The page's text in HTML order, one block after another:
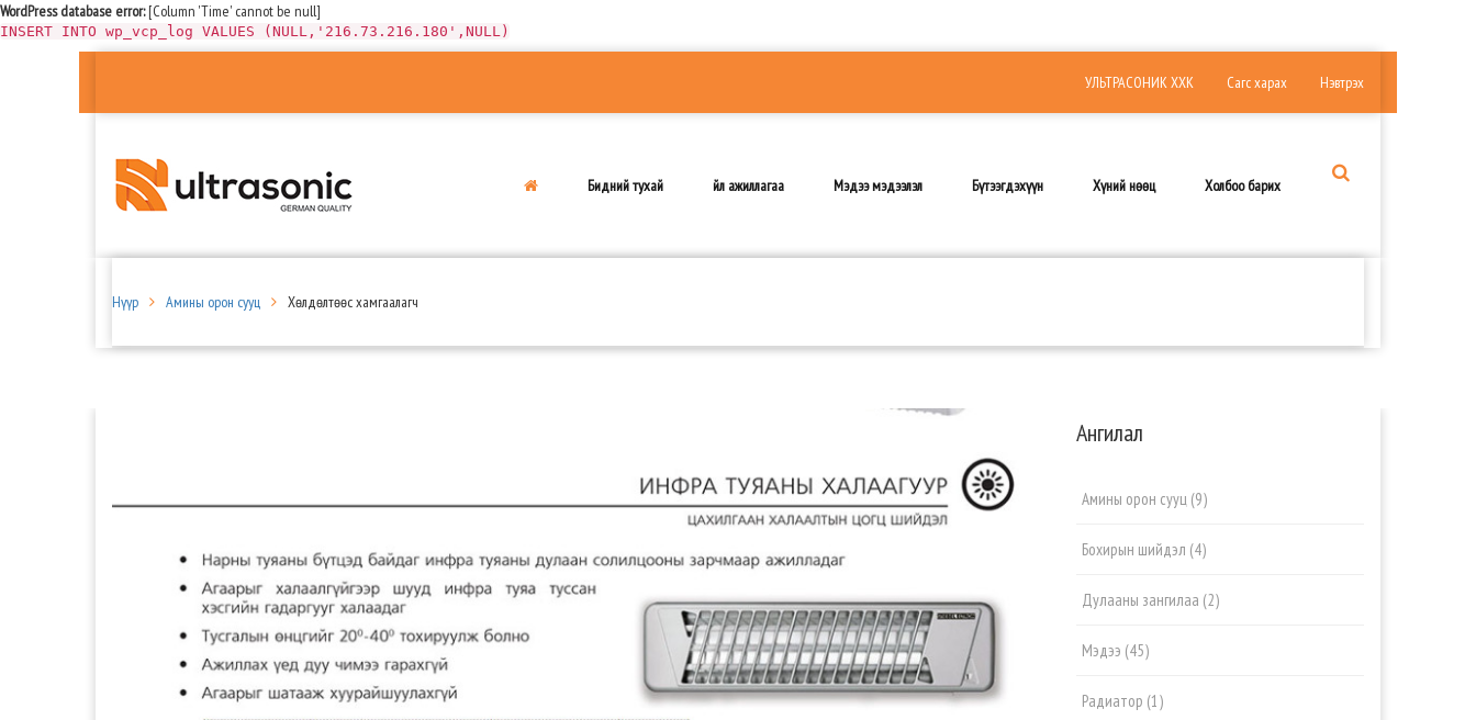
WordPress database error:[Column 'Time' cannot be null]
INSERT INTO wp_vcp_log VALUES (NULL,'216.73.216.180',NULL)
УЛЬТРАСОНИК ХХК Сагс харах Нэвтрэх
Бидний тухай Үйл ажиллагаа Мэдээ мэдээлэл Бүтээгдэхүүн Хүний нөөц Холбоо барих
Нүүр Амины орон сууц Хөлдөлтөөс хамгаалагч
Ангилал
Амины орон сууц(9)
Бохирын шийдэл (4)
Дулааны зангилаа (2)
Мэдээ (45)
Радиатор (1)